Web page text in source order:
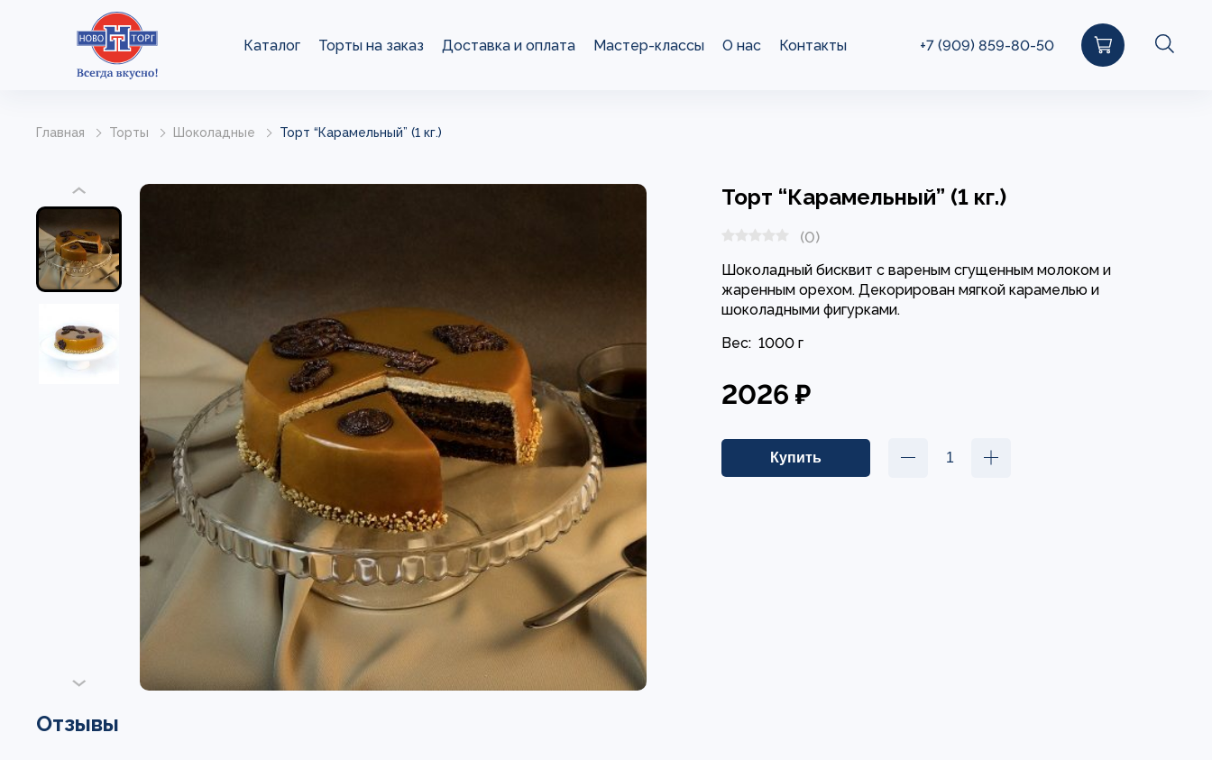
Каталог Торты на заказ Доставка и оплата Мастер-классы О нас Контакты +7 (909) 859-80-50
Главная Торты Шоколадные Торт “Карамельный” (1 кг.)
Торт “Карамельный” (1 кг.)
(0)
Шоколадный бисквит с вареным сгущенным молоком и
жаренным орехом. Декорирован мягкой карамелью и
шоколадными фигурками.
Вес: 1000 г
2026 ₽
Отзывы